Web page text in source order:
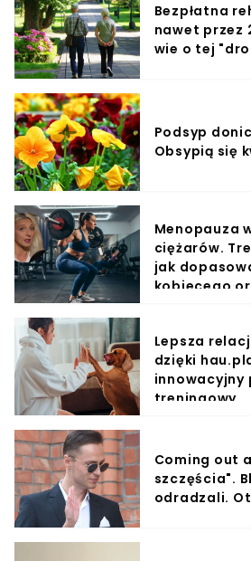
Bezpłatna
nawet przez
wie o tej
Podsyp
Obsypią się
Menopauza
ciężarów.
jak
kobiecego
Lepsza
dzięki
innowacyjny
treningowy
Coming out
szczęścia".
odradzali.